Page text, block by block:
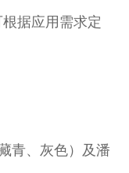
据应用需求定
青、灰色）及潘